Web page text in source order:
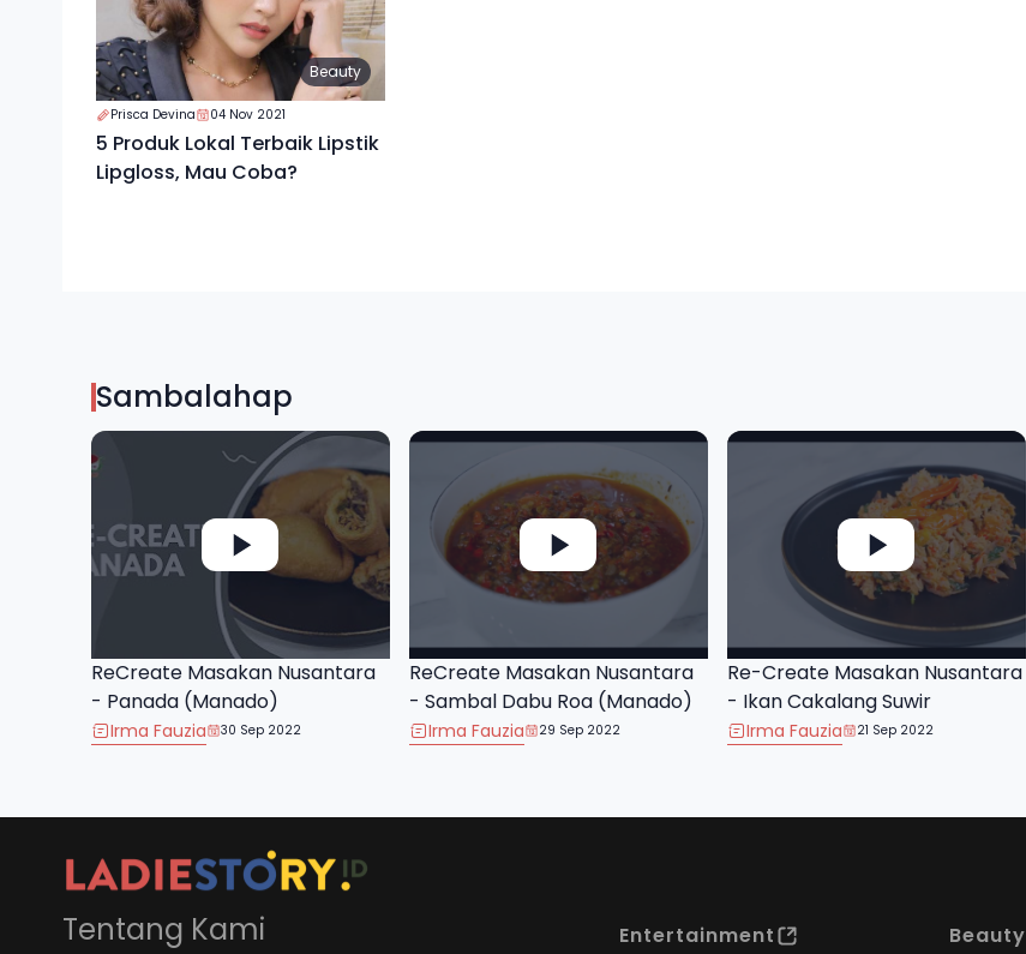
Beauty
Prisca Devina 04 Nov 2021
5 Produk Lokal Terbaik Lipstik
Lipgloss, Mau Coba?
Sambalahap
ReCreate Masakan Nusantara
- Panada (Manado)
Irma Fauzia 30 Sep 2022
ReCreate Masakan Nusantara
- Sambal Dabu Roa (Manado)
Irma Fauzia 29 Sep 2022
Re-Create Masakan Nusantara
- Ikan Cakalang Suwir
Irma Fauzia 21 Sep 2022
Tentang Kami Entertainment Beauty